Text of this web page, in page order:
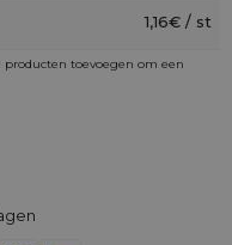
1,16€ / st
toevoegen om een